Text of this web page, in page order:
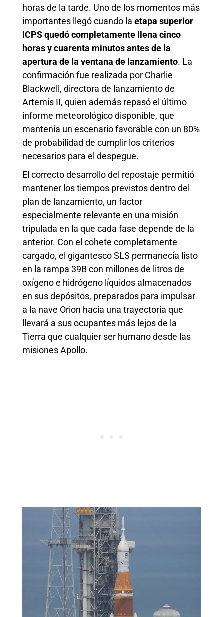
horas de la tarde. Uno de los momentos más
importantes llegó cuando la etapa superior
ICPS quedó completamente llena cinco
horas y cuarenta minutos antes de la
apertura de la ventana de lanzamiento. La
confirmación fue realizada por Charlie
Blackwell, directora de lanzamiento de
Artemis II, quien además repasó el último
informe meteorológico disponible, que
mantenía un escenario favorable con un 80%
de probabilidad de cumplir los criterios
necesarios para el despegue.
El correcto desarrollo del repostaje permitió
mantener los tiempos previstos dentro del
plan de lanzamiento, un factor
especialmente relevante en una misión
tripulada en la que cada fase depende de la
anterior. Con el cohete completamente
cargado, el gigantesco SLS permanecía listo
en la rampa 39B con millones de litros de
oxígeno e hidrógeno líquidos almacenados
en sus depósitos, preparados para impulsar
a la nave Orion hacia una trayectoria que
llevará a sus ocupantes más lejos de la
Tierra que cualquier ser humano desde las
misiones Apollo.